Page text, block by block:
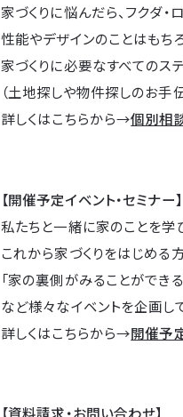
家づくりに悩んだら、フクダ・
性能やデザインのことはもち
家づくりに必要なすべてのス
（土地探しや物件探しのお手
詳しくはこちらから→個別相
【開催予定イベント・セミナー】
私たちと一緒に家のことを学
これから家づくりをはじめる
「家の裏側がみることができ
など様々なイベントを企画し
詳しくはこちらから→開催予
【資料請求・お問い合わせ】